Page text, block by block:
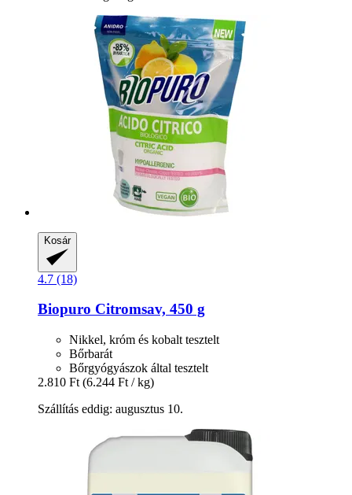
Kosár
4.7 (18)
Biopuro Citromsav, 450 g
Nikkel, króm és kobalt tesztelt
Bőrbarát
Bőrgyógyászok által tesztelt
2.810 Ft (6.244 Ft / kg)
Szállítás eddig: augusztus 10.